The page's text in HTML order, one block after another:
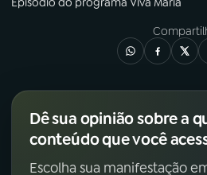
Dê sua opinião sobre a
conteúdo que você
Escolha sua manifestação